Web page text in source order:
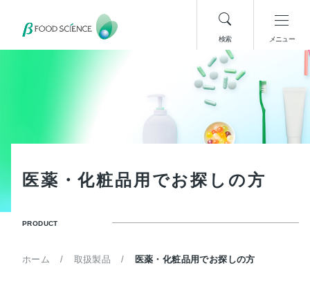
検索 メニュー
医薬 ・ 化粧品用 でお探 し の方
PRODUCT
ホーム 取扱製品 医薬・化粧品用でお探しの方